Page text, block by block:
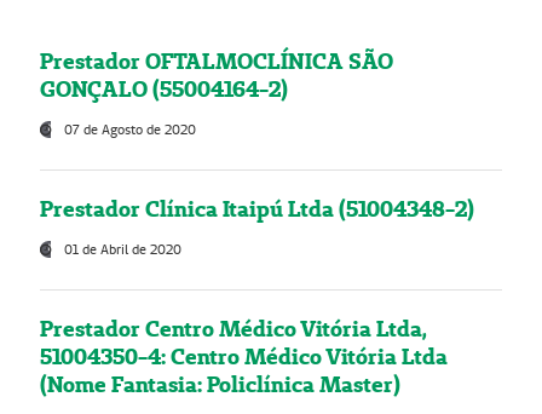
Prestador OFTALMOCLÍNICA SÃO
GONÇALO (55004164-2)
07 de Agosto de 2020
Prestador Clínica Itaipú Ltda (51004348-2)
01 de Abril de 2020
Prestador Centro Médico Vitória Ltda,
51004350-4: Centro Médico Vitória Ltda
(Nome Fantasia: Policlínica Master)